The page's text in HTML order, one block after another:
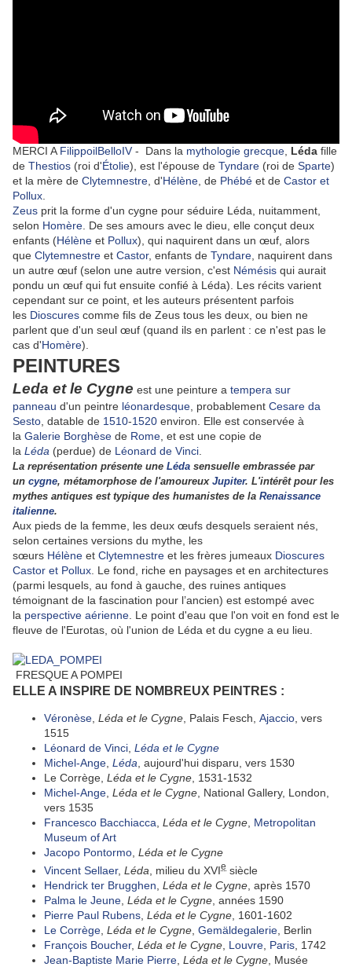
MERCI A FilippoilBelloIV - Dans la mythologie grecque Léda fille
de Thestios (roi d'Étolie), est l'épouse de Tyndare (roi de Sparte)
et la mère de Clytemnestre , d'Hélène , de Phébé et de Castor et
Pollux
Zeus prit la forme d'un cygne pour séduire Léda, nuitamment,
selon Homère . De ses amours avec le dieu, elle conçut deux
enfants (Hélène et Pollux), qui naquirent dans un œuf, alors
que Clytemnestre et Castor, enfants de Tyndare , naquirent dans
un autre œuf (selon une autre version, c'est Némésis qui aurait
pondu un œuf qui fut ensuite confié à Léda). Les récits varient
cependant sur ce point, et les auteurs présentent parfois
les Dioscures comme fils de Zeus tous les deux, ou bien ne
parlent que d'un seul œuf (quand ils en parlent : ce n'est pas le
cas d'Homère).
PEINTURES
Leda et le Cygne est une peinture a tempera sur
panneau d'un peintre léonardesque , probablement Cesare da
Sesto , datable de 1510-1520 environ. Elle est conservée à
la Galerie Borghèse de Rome , et est une copie de
la Léda (perdue) de Léonard de Vinci
La représentation présente une Léda sensuelle embrassée par
un cygne, métamorphose de l'amoureux Jupiter. L'intérêt pour les
mythes antiques est typique des humanistes de la Renaissance
italienne.
Aux pieds de la femme, les deux œufs desquels seraient nés,
selon certaines versions du mythe, les
sœurs Hélène et Clytemnestre et les frères jumeaux Dioscures
Castor et Pollux . Le fond, riche en paysages et en architectures
(parmi lesquels, au fond à gauche, des ruines antiques
témoignant de la fascination pour l’ancien) est estompé avec
la perspective aérienne . Le point d'eau que l'on voit en fond est le
fleuve de l'Eurotas, où l'union de Léda et du cygne a eu lieu.
FRESQUE A POMPEI
ELLE A INSPIRE DE NOMBREUX PEINTRES :
Véronèse Léda et le Cygne , Palais Fesch, Ajaccio , vers
1515
Léonard de Vinci Léda et le Cygne
Michel-Ange Léda , aujourd'hui disparu, vers 1530
Le Corrège, Léda et le Cygne , 1531-1532
Michel-Ange Léda et le Cygne , National Gallery, London,
vers 1535
Francesco Bacchiacca Léda et le Cygne Metropolitan
Museum of Art
Jacopo Pontormo Léda et le Cygne
Vincent Sellaer, Léda , milieu du XVIe siècle
Hendrick ter Brugghen Léda et le Cygne , après 1570
Palma le Jeune Léda et le Cygne , années 1590
Pierre Paul Rubens Léda et le Cygne , 1601-1602
Le Corrège Léda et le Cygne Gemäldegalerie , Berlin
François Boucher, Léda et le Cygne Louvre Paris , 1742
Jean-Baptiste Marie Pierre Léda et le Cygne , Musée